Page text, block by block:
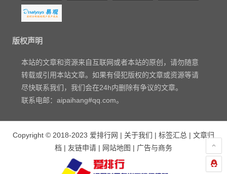
版权声明
本站的文章和资源来自互联网或者本站的原创，请勿随意
转载或引用本站文章。如果有侵犯版权的文章或资源等请
尽快联系我们，我们会在24h内删除有争议的文章。
联系电邮：aipaihang#qq.com。
Copyright © 2018-2023 爱排行网 | 关于我们 | 标签汇总 | 文章归
档 | 友链申请 | 网站地图 | 广告与商务